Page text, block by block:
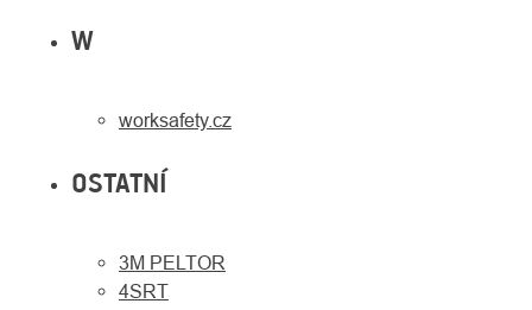
W
worksafety.cz
OSTATNÍ
3M PELTOR
4SRT